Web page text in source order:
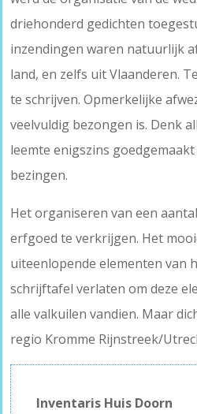
driehonderd gedichten
inzendingen waren natuurlijk
land, en zelfs uit Vlaanderen.
te schrijven. Opmerkelijke
veelvuldig bezongen is. Denk
leemte enigszins
bezingen.
Het organiseren van een
erfgoed te verkrijgen. Het
uiteenlopende elementen van
schrijftafel verlaten om deze
alle valkuilen vandien. Maar
regio Kromme Rijnstreek/
Inventaris Huis Doorn